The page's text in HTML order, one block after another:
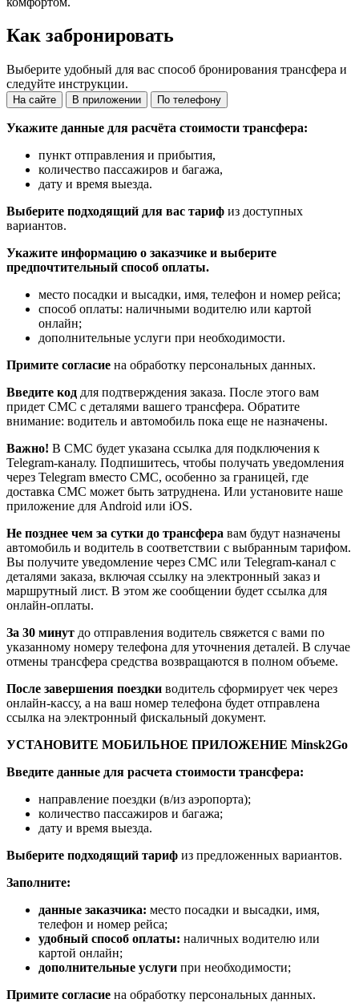
Как забронировать
Выберите удобный для вас способ бронирования трансфера и
следуйте инструкции.
На сайте В приложении По телефону
Укажите данные для расчёта стоимости трансфера:
пункт отправления и прибытия,
количество пассажиров и багажа,
дату и время выезда.
Выберите подходящий для вас тариф из доступных
вариантов.
Укажите информацию о заказчике и выберите
предпочтительный способ оплаты.
место посадки и высадки, имя, телефон и номер рейса;
способ оплаты: наличными водителю или картой
онлайн;
дополнительные услуги при необходимости.
Примите согласие на обработку персональных данных.
Введите код для подтверждения заказа. После этого вам
придет СМС с деталями вашего трансфера. Обратите
внимание: водитель и автомобиль пока еще не назначены.
Важно! В СМС будет указана ссылка для подключения к
Telegram-каналу. Подпишитесь, чтобы получать уведомления
через Telegram вместо СМС, особенно за границей, где
доставка СМС может быть затруднена. Или установите наше
приложение для Android или iOS.
Не позднее чем за сутки до трансфера вам будут назначены
автомобиль и водитель в соответствии с выбранным тарифом.
Вы получите уведомление через СМС или Telegram-канал с
деталями заказа, включая ссылку на электронный заказ и
маршрутный лист. В этом же сообщении будет ссылка для
онлайн-оплаты.
За 30 минут до отправления водитель свяжется с вами по
указанному номеру телефона для уточнения деталей. В случае
отмены трансфера средства возвращаются в полном объеме.
После завершения поездки водитель сформирует чек через
онлайн-кассу, а на ваш номер телефона будет отправлена
ссылка на электронный фискальный документ.
УСТАНОВИТЕ МОБИЛЬНОЕ ПРИЛОЖЕНИЕ Minsk2Go
Введите данные для расчета стоимости трансфера:
направление поездки (в/из аэропорта);
количество пассажиров и багажа;
дату и время выезда.
Выберите подходящий тариф из предложенных вариантов.
Заполните:
данные заказчика: место посадки и высадки, имя,
телефон и номер рейса;
удобный способ оплаты: наличных водителю или
картой онлайн;
дополнительные услуги при необходимости;
Примите согласие на обработку персональных данных.